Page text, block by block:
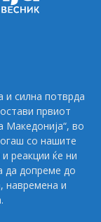
и силна потврда
првиот
Македонија“, во
со нашите
реакции ќе ни
да допреме до
навремена и